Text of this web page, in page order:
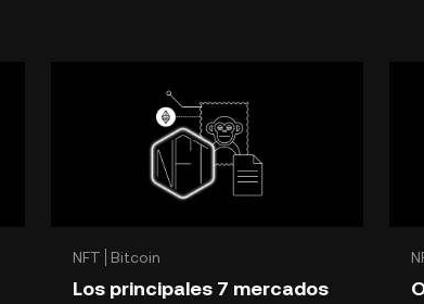
NFT Bitcoin
Los principales 7 mercados